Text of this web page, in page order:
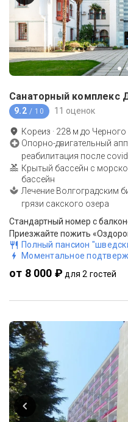
Санаторный комплекс
9.2 / 10 11 оценок
Кореиз · 228 м до
Опорно-двигательный
реабилитация после
Крытый бассейн с
бассейн
Лечение Волгоградским
грязи сакского озера
Стандартный номер с
Приезжайте пожить
Полный пансион
Моментальное
от 8 000 ₽ для 2 гостей